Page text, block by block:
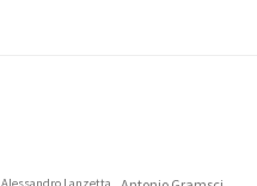
Alessandro Lanzetta